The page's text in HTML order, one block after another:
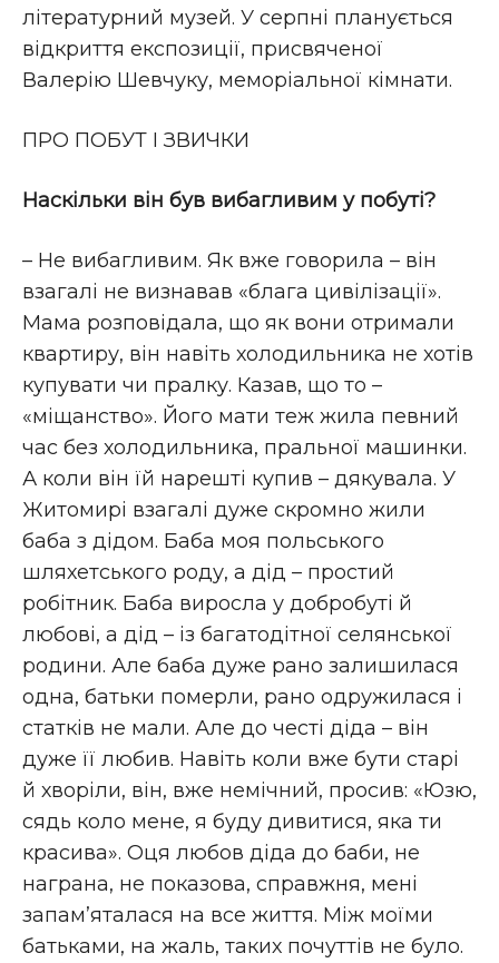
літературний музей. У серпні планується
відкриття експозиції, присвяченої
Валерію Шевчуку, меморіальної кімнати.
ПРО ПОБУТ І ЗВИЧКИ
Наскільки він був вибагливим у побуті?
– Не вибагливим. Як вже говорила – він
взагалі не визнавав «блага цивілізації».
Мама розповідала, що як вони отримали
квартиру, він навіть холодильника не хотів
купувати чи пралку. Казав, що то –
«міщанство». Його мати теж жила певний
час без холодильника, пральної машинки.
А коли він їй нарешті купив – дякувала. У
Житомирі взагалі дуже скромно жили
баба з дідом. Баба моя польського
шляхетського роду, а дід – простий
робітник. Баба виросла у добробуті й
любові, а дід – із багатодітної селянської
родини. Але баба дуже рано залишилася
одна, батьки померли, рано одружилася і
статків не мали. Але до честі діда – він
дуже її любив. Навіть коли вже бути старі
й хворіли, він, вже немічний, просив: «Юзю,
сядь коло мене, я буду дивитися, яка ти
красива». Оця любов діда до баби, не
награна, не показова, справжня, мені
запам’яталася на все життя. Між моїми
батьками, на жаль, таких почуттів не було.